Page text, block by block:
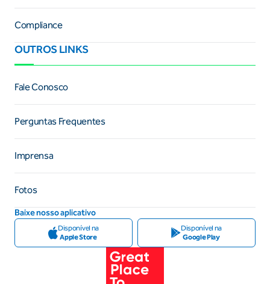
Compliance
OUTROS LINKS
Fale Conosco
Perguntas Frequentes
Imprensa
Fotos
Baixe nosso aplicativo
Disponível na
Apple Store
Disponível na
Google Play